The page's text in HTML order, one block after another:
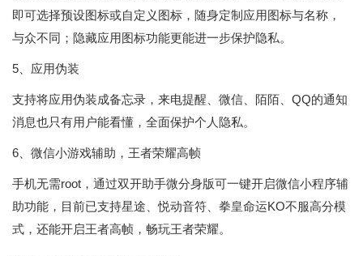
即可选择预设图标或自定义图标，随身定制应用图标与名称，
与众不同；隐藏应用图标功能更能进一步保护隐私。
5、应用伪装
支持将应用伪装成备忘录，来电提醒、微信、陌陌、QQ的通知
消息也只有用户能看懂，全面保护个人隐私。
6、微信小游戏辅助，王者荣耀高帧
手机无需root，通过双开助手微分身版可一键开启微信小程序辅
助功能，目前已支持星途、悦动音符、拳皇命运KO不服高分模
式，还能开启王者高帧，畅玩王者荣耀。